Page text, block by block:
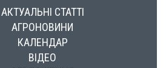
АКТУАЛЬНІ СТАТТІ
АГРОНОВИНИ
КАЛЕНДАР
ВІДЕО